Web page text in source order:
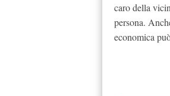
caro della
persona.
economica